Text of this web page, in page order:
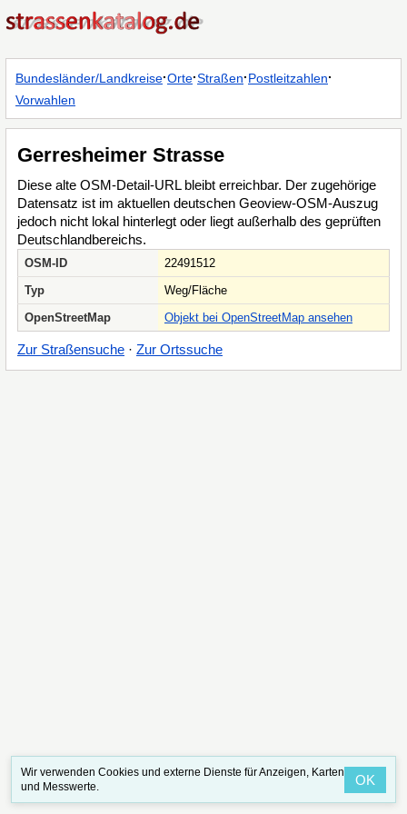
Bundesländer/Landkreise·Orte·Straßen·Postleitzahlen·
Vorwahlen
Gerresheimer Strasse
Diese alte OSM-Detail-URL bleibt erreichbar. Der zugehörige
Datensatz ist im aktuellen deutschen Geoview-OSM-Auszug
jedoch nicht lokal hinterlegt oder liegt außerhalb des geprüften
Deutschlandbereichs.
OSM-ID
22491512
Typ
Weg/Fläche
OpenStreetMap
Objekt bei OpenStreetMap ansehen
Zur Straßensuche · Zur Ortssuche
Wir verwenden Cookies und externe Dienste für Anzeigen, Karten
und Messwerte.
OK